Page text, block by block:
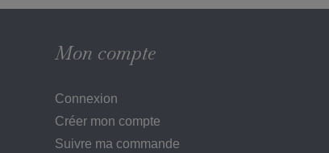
Mon compte
Connexion
Créer mon compte
Suivre ma commande